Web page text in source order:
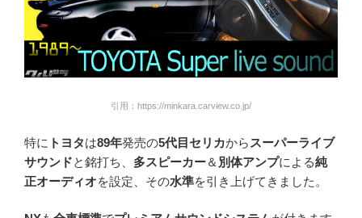
引用：https://minkara.carview.co.jp/
特に トヨタは89年発売の5代目セリカから スーパーライブ
サウンドと銘打ち、 多スピーカー＆ 別体アンプによる純
正オーディオを設定、その水準を引き上げてきました。